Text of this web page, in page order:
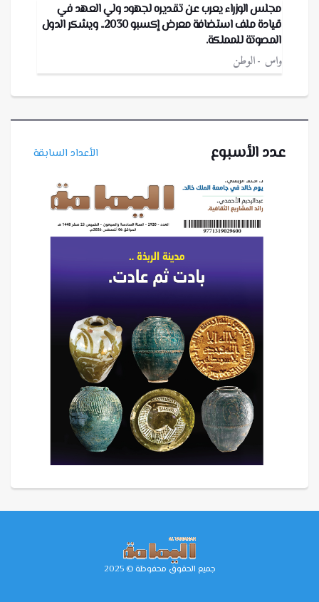
مجلس الوزراء يعرب عن تقديره لجهود ولي العهد في
قيادة ملف استضافة معرض إكسبو 2030.. ويشكر الدول
المصوتة للمملكة.
واس الوطن
عدد الأسبوع الأعداد السابقة
جميع الحقوق محفوظة © 2025